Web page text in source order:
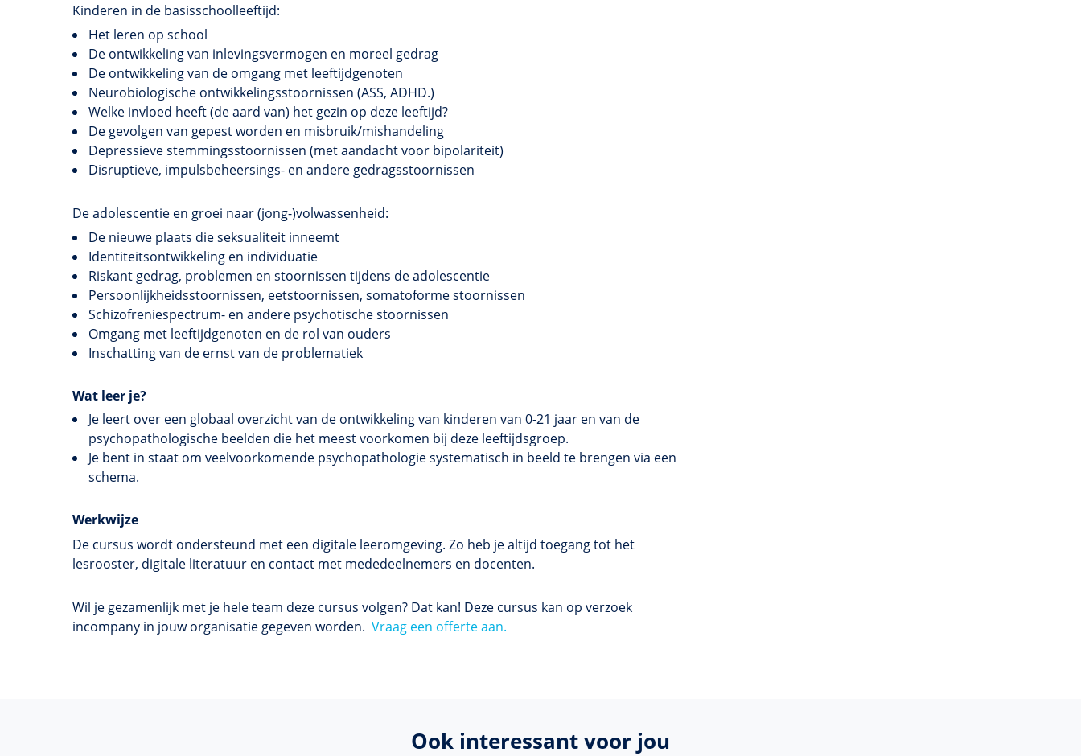
Kinderen in de basisschoolleeftijd:
Het leren op school
De ontwikkeling van inlevingsvermogen en moreel gedrag
De ontwikkeling van de omgang met leeftijdgenoten
Neurobiologische ontwikkelingsstoornissen (ASS, ADHD.)
Welke invloed heeft (de aard van) het gezin op deze leeftijd?
De gevolgen van gepest worden en misbruik/mishandeling
Depressieve stemmingsstoornissen (met aandacht voor bipolariteit)
Disruptieve, impulsbeheersings- en andere gedragsstoornissen
De adolescentie en groei naar (jong-)volwassenheid:
De nieuwe plaats die seksualiteit inneemt
Identiteitsontwikkeling en individuatie
Riskant gedrag, problemen en stoornissen tijdens de adolescentie
Persoonlijkheidsstoornissen, eetstoornissen, somatoforme stoornissen
Schizofreniespectrum- en andere psychotische stoornissen
Omgang met leeftijdgenoten en de rol van ouders
Inschatting van de ernst van de problematiek
Wat leer je?
Je leert over een globaal overzicht van de ontwikkeling van kinderen van 0-21 jaar en van de
psychopathologische beelden die het meest voorkomen bij deze leeftijdsgroep.
Je bent in staat om veelvoorkomende psychopathologie systematisch in beeld te brengen via een
schema.
Werkwijze
De cursus wordt ondersteund met een digitale leeromgeving. Zo heb je altijd toegang tot het
lesrooster, digitale literatuur en contact met mededeelnemers en docenten.
Wil je gezamenlijk met je hele team deze cursus volgen? Dat kan! Deze cursus kan op verzoek
incompany in jouw organisatie gegeven worden. Vraag een offerte aan.
Ook interessant voor jou